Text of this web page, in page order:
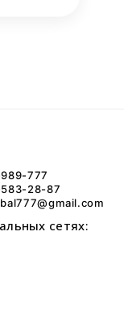
777
28-87
сетях: